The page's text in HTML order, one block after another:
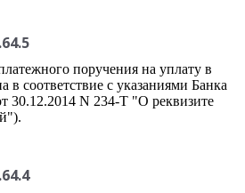
поручения на уплату в
в соответствие с указаниями Банка
30.12.2014 N 234-Т "О реквизите